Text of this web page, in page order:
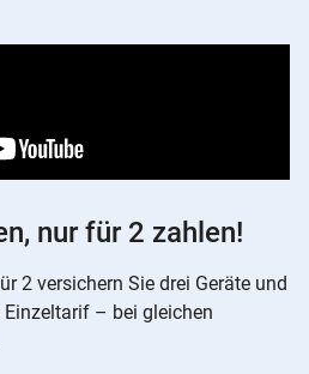
nur für 2 zahlen!
2 versichern Sie drei Geräte und
– bei gleichen